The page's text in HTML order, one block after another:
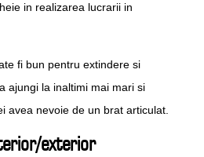
in realizarea lucrarii in
fi bun pentru extindere si
ajungi la inaltimi mai mari si
avea nevoie de un brat articulat.
exterior